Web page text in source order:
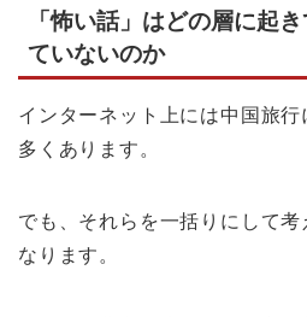
「怖い話」はどの層に起
ていないのか
インターネット上には中国旅
多くあります。
でも、それらを一括りにして考
なります。